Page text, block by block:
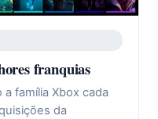
franquias
família Xbox cada
da